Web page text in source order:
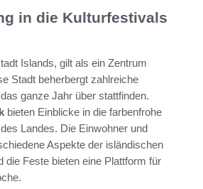
in die Kulturfestivals
Islands, gilt als ein Zentrum
Stadt beherbergt zahlreiche
ganze Jahr über stattfinden.
bieten Einblicke in die farbenfrohe
Landes. Die Einwohner und
Aspekte der isländischen
die Feste bieten eine Plattform für